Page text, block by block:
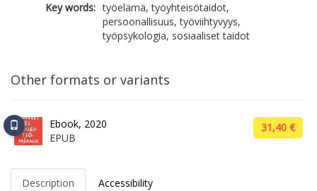
Key words: työelämä, työyhteisötaidot,
persoonallisuus, työviihtyvyys,
työpsykologia, sosiaaliset taidot
Other formats or variants
Ebook, 2020
EPUB
31,40 €
Description Accessibility